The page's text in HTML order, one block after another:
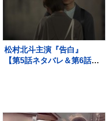
松村北斗主演『告白』
【第5話ネタバレ＆第6話あ